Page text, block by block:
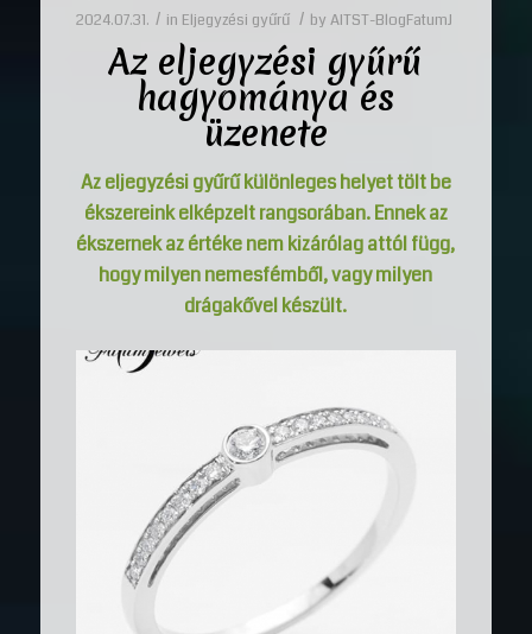
2024.07.31. / in Eljegyzési gyűrű / by AITST-BlogFatumJ
Az eljegyzési gyűrű
hagyománya és
üzenete
Az eljegyzési gyűrű különleges helyet tölt be
ékszereink elképzelt rangsorában. Ennek az
ékszernek az értéke nem kizárólag attól függ,
hogy milyen nemesfémből, vagy milyen
drágakővel készült.